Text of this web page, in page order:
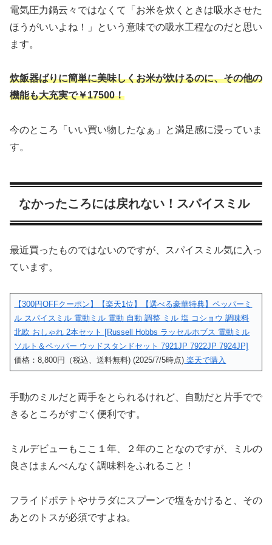
電気圧力鍋云々ではなくて「お米を炊くときは吸水させた
ほうがいいよね！」という意味での吸水工程なのだと思い
ます。
炊飯器ばりに簡単に美味しくお米が炊けるのに、その他の
機能も大充実で￥17500！
今のところ「いい買い物したなぁ」と満足感に浸っていま
す。
なかったころには戻れない！スパイスミル
最近買ったものではないのですが、スパイスミル気に入っ
ています。
【300円OFFクーポン】【楽天1位】【選べる豪華特典】ペッパーミ
ル スパイスミル 電動ミル 電動 自動 調整 ミル 塩 コショウ 調味料
北欧 おしゃれ 2本セット [Russell Hobbs ラッセルホブス 電動ミル
ソルト＆ペッパー ウッドスタンドセット 7921JP 7922JP 7924JP]
価格：8,800円（税込、送料無料) (2025/7/5時点) 楽天で購入
手動のミルだと両手をとられるけれど、自動だと片手でで
きるところがすごく便利です。
ミルデビューもここ１年、２年のことなのですが、ミルの
良さはまんべんなく調味料をふれること！
フライドポテトやサラダにスプーンで塩をかけると、その
あとのトスが必須ですよね。